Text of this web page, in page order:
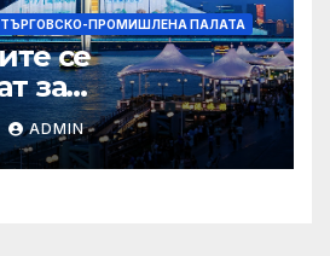
ПРОМИШЛЕНА ПАЛАТА
се
за
растеж на
и
сектор
ADMIN